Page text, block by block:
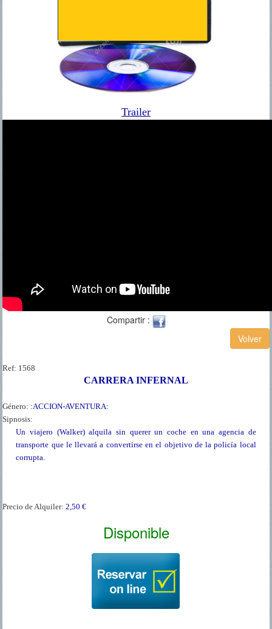
Trailer
Compartir :
Ref: 1568
CARRERA INFERNAL
Género: :ACCION-AVENTURA:
Sipnosis:
Un viajero (Walker) alquila sin querer un coche en una agencia de
transporte que le llevará a convertirse en el objetivo de la policía local
corrupta.
Precio de Alquiler:2,50 €
Disponible